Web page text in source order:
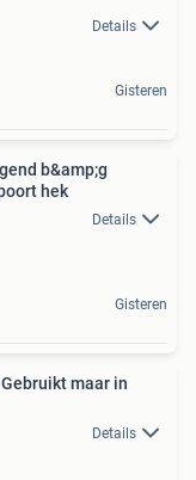
Details
Gisteren
b&amp;g
hek
Details
Gisteren
maar in
Details